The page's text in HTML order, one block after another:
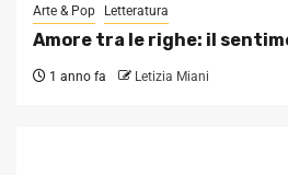
Arte & Pop Letteratura
Amore tra le righe: il
1 anno fa Letizia Miani